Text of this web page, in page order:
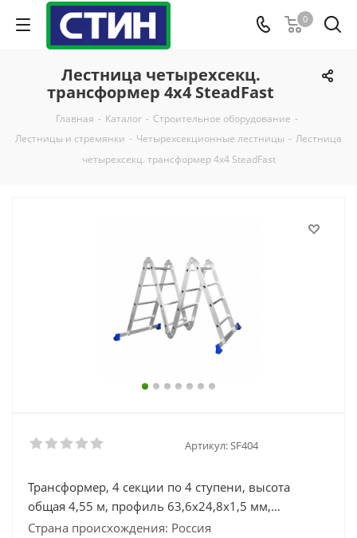
0
Лестница четырехсекц.
трансформер 4х4 SteadFast
Главная - Каталог - Строительное оборудование -
Лестницы и стремянки - Четырехсекционные лестницы - Лестница
четырехсекц. трансформер 4х4 SteadFast
Артикул: SF404
Трансформер, 4 секции по 4 ступени, высота
общая 4,55 м, профиль 63,6х24,8х1,5 мм,
алюминий
Страна происхождения: Россия